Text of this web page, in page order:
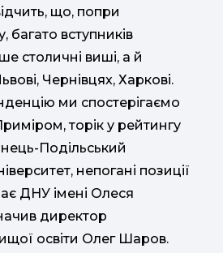
що, попри
вступників
столичні виші, а й
Чернівцях, Харкові.
ми спостерігаємо
торік у рейтингу
Подільський
непогані позиції
ДНУ імені Олеся
директор
освіти Олег Шаров.